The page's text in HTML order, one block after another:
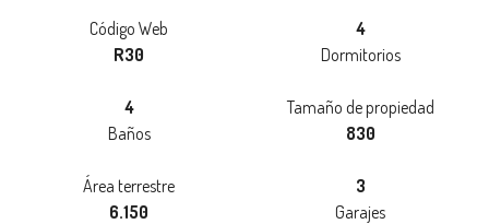
Código Web
R30
4
Dormitorios
4
Baños
Tamaño de propiedad
830
Área terrestre
6.150
3
Garajes